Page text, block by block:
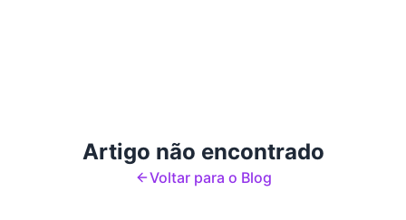
Artigo não encontrado
Voltar para o Blog